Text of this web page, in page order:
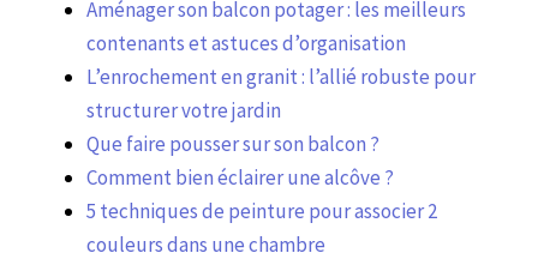
Aménager son balcon potager : les meilleurs
contenants et astuces d’organisation
L’enrochement en granit : l’allié robuste pour
structurer votre jardin
Que faire pousser sur son balcon ?
Comment bien éclairer une alcôve ?
5 techniques de peinture pour associer 2
couleurs dans une chambre